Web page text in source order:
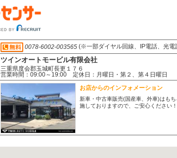
0078-6002-003565 (※一部ダイヤル回線、IP電話、光電
ツインオートモービル有限会社
三重県度会郡玉城町長更１７６
営業時間：09:00～19:00 定休日：月曜日・第２、第４日曜日
お店からのインフォメーション
新車・中古車販売(国産車、外車)はも
施しておりますので、ご安心ください！